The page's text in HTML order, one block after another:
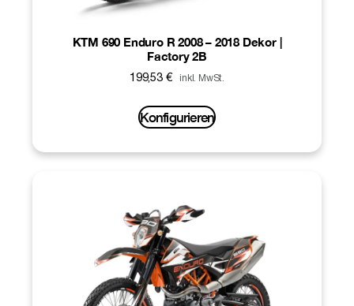
KTM 690 Enduro R 2008 – 2018 Dekor |
Factory 2B
199,53 € inkl. MwSt.
Konfigurieren